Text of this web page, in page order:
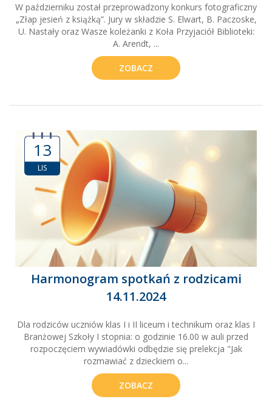
W październiku został przeprowadzony konkurs fotograficzny
„Złap jesień z książką”. Jury w składzie S. Elwart, B. Paczoske,
U. Nastały oraz Wasze koleżanki z Koła Przyjaciół Biblioteki:
A. Arendt, ...
ZOBACZ
13
LIS
Harmonogram spotkań z rodzicami
14.11.2024
Dla rodziców uczniów klas I i II liceum i technikum oraz klas I
Branżowej Szkoły I stopnia: o godzinie 16.00 w auli przed
rozpoczęciem wywiadówki odbędzie się prelekcja "Jak
rozmawiać z dzieckiem o...
ZOBACZ